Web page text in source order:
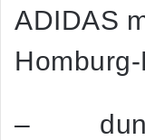
ADIDAS
–